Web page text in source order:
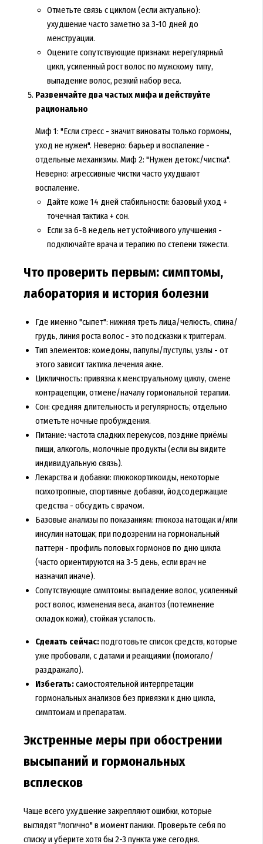
Отметьте связь с циклом (если актуально):
ухудшение часто заметно за 3-10 дней до
менструации.
Оцените сопутствующие признаки: нерегулярный
цикл, усиленный рост волос по мужскому типу,
выпадение волос, резкий набор веса.
Развенчайте два частых мифа и действуйте
рационально
Миф 1: "Если стресс - значит виноваты только гормоны,
уход не нужен". Неверно: барьер и воспаление -
отдельные механизмы. Миф 2: "Нужен детокс/чистка".
Неверно: агрессивные чистки часто ухудшают
воспаление.
Дайте коже 14 дней стабильности: базовый уход +
точечная тактика + сон.
Если за 6-8 недель нет устойчивого улучшения -
подключайте врача и терапию по степени тяжести.
Что проверить первым: симптомы,
лаборатория и история болезни
Где именно "сыпет": нижняя треть лица/челюсть, спина/
грудь, линия роста волос - это подсказки к триггерам.
Тип элементов: комедоны, папулы/пустулы, узлы - от
этого зависит тактика лечения акне.
Цикличность: привязка к менструальному циклу, смене
контрацепции, отмене/началу гормональной терапии.
Сон: средняя длительность и регулярность; отдельно
отметьте ночные пробуждения.
Питание: частота сладких перекусов, поздние приёмы
пищи, алкоголь, молочные продукты (если вы видите
индивидуальную связь).
Лекарства и добавки: глюкокортикоиды, некоторые
психотропные, спортивные добавки, йодсодержащие
средства - обсудить с врачом.
Базовые анализы по показаниям: глюкоза натощак и/или
инсулин натощак; при подозрении на гормональный
паттерн - профиль половых гормонов по дню цикла
(часто ориентируются на 3-5 день, если врач не
назначил иначе).
Сопутствующие симптомы: выпадение волос, усиленный
рост волос, изменения веса, акантоз (потемнение
складок кожи), стойкая усталость.
Сделать сейчас:подготовьте список средств, которые
уже пробовали, с датами и реакциями (помогало/
раздражало).
Избегать:самостоятельной интерпретации
гормональных анализов без привязки к дню цикла,
симптомам и препаратам.
Экстренные меры при обострении
высыпаний и гормональных
всплесков
Чаще всего ухудшение закрепляют ошибки, которые
выглядят "логично" в момент паники. Проверьте себя по
списку и уберите хотя бы 2-3 пункта уже сегодня.